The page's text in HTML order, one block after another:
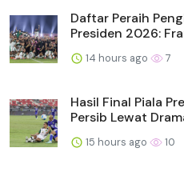
Daftar Peraih
Presiden 2026:
14 hours ago 7
Hasil Final Piala
Persib Lewat
15 hours ago 10